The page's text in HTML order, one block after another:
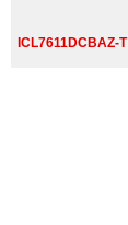
ICL7611DCBAZ-T